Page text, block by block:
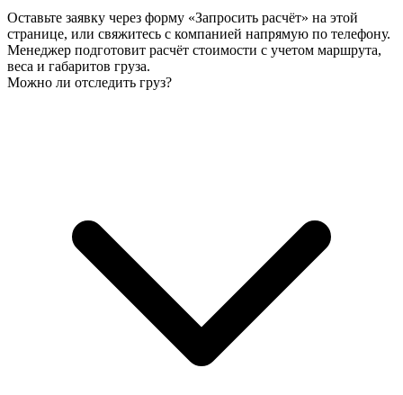
Оставьте заявку через форму «Запросить расчёт» на этой
странице, или свяжитесь с компанией напрямую по телефону.
Менеджер подготовит расчёт стоимости с учетом маршрута,
веса и габаритов груза.
Можно ли отследить груз?